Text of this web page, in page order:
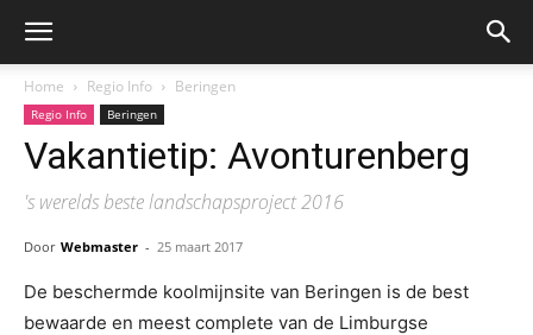
Home Regio Info Beringen
Regio Info Beringen
Vakantietip: Avonturenberg
's werelds beste landschapsproject 2016
Door Webmaster - 25 maart 2017
De beschermde koolmijnsite van Beringen is de best
bewaarde en meest complete van de Limburgse